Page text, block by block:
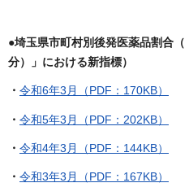
●埼玉県市町村別後発医薬品割合
分）」における新指標）
・ 令和6年3月（PDF：170KB）
・ 令和5年3月（PDF：202KB）
・ 令和4年3月（PDF：144KB）
・ 令和3年3月（PDF：167KB）